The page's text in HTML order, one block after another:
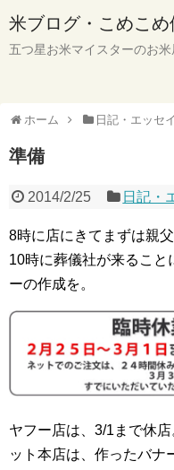
米ブログ・こめこめ
五つ星お米マイスターのお
ホーム 日記・エッセ
準備
2014/2/25 日記・
8時に店にきてまずは親
10時に葬儀社が来るこ
ーの作成を。
ヤフー店は、3/1まで休
ット本店は、作ったバナ